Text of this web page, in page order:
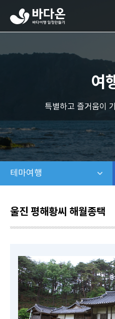
다
온
다
기
여
특별하고 즐거움이
테마여행 같은 레벨 메뉴 보기
울진 평해황씨 해월종택